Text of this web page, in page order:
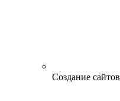
Создание сайтов